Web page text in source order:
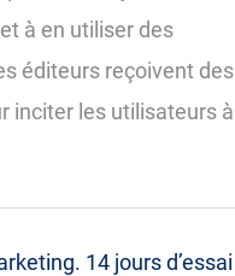
à en utiliser des
éditeurs reçoivent des
inciter les utilisateurs à
14 jours d’essai